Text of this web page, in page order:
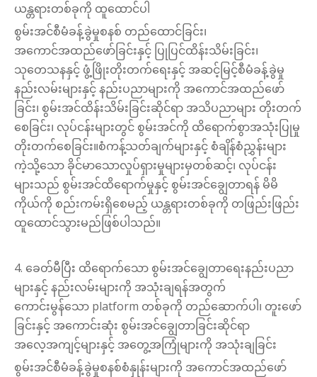
ယန္တရားတစ်ခုကို ထူထောင်ပါ
စွမ်းအင်စီမံခန့်ခွဲမှုစနစ် တည်ထောင်ခြင်း၊
အကောင်အထည်ဖော်ခြင်းနှင့် ပြုပြင်ထိန်းသိမ်းခြင်း၊
သုတေသနနှင့် ဖွံ့ဖြိုးတိုးတက်ရေးနှင့် အဆင့်မြင့်စီမံခန့်ခွဲမှု
နည်းလမ်းများနှင့် နည်းပညာများကို အကောင်အထည်ဖော်
ခြင်း၊ စွမ်းအင်ထိန်းသိမ်းခြင်းဆိုင်ရာ အသိပညာများ တိုးတက်
စေခြင်း၊ လုပ်ငန်းများတွင် စွမ်းအင်ကို ထိရောက်စွာအသုံးပြုမှု
တိုးတက်စေခြင်း။စံကန့်သတ်ချက်များနှင့် စံချိန်စံညွှန်းများ
ကဲ့သို့သော ခိုင်မာသောလှုပ်ရှားမှုများမှတစ်ဆင့်၊ လုပ်ငန်း
များသည် စွမ်းအင်ထိရောက်မှုနှင့် စွမ်းအင်ချွေတာရန် မိမိ
ကိုယ်ကို စည်းကမ်းရှိစေမည့် ယန္တရားတစ်ခုကို တဖြည်းဖြည်း
ထူထောင်သွားမည်ဖြစ်ပါသည်။
4. ခေတ်မီပြီး ထိရောက်သော စွမ်းအင်ချွေတာရေးနည်းပညာ
များနှင့် နည်းလမ်းများကို အသုံးချရန်အတွက်
ကောင်းမွန်သော platform တစ်ခုကို တည်ဆောက်ပါ၊ တူးဖော်
ခြင်းနှင့် အကောင်းဆုံး စွမ်းအင်ချွေတာခြင်းဆိုင်ရာ
အလေ့အကျင့်များနှင့် အတွေ့အကြုံများကို အသုံးချခြင်း
စွမ်းအင်စီမံခန့်ခွဲမှုစနစ်စံနှုန်းများကို အကောင်အထည်ဖော်